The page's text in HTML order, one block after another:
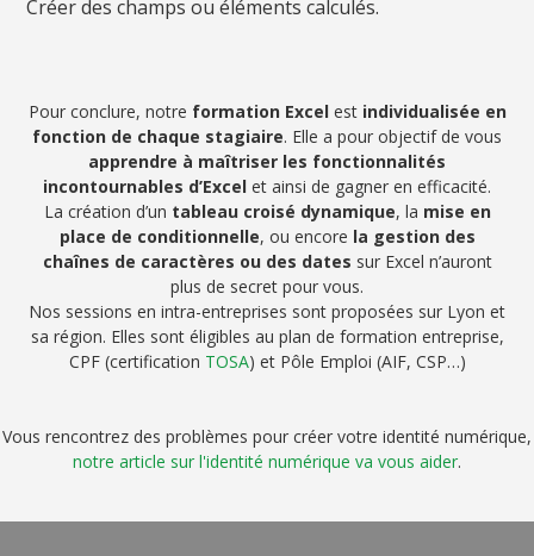
Créer des champs ou éléments calculés.
Pour conclure, notre formation Excelest individualisée en
fonction de chaque stagiaire. Elle a pour objectif de vous
apprendre à maîtriser les fonctionnalités
incontournables d’Excel et ainsi de gagner en efficacité.
La création d’un tableau croisé dynamique, la mise en
place de conditionnelle, ou encore la gestion des
chaînes de caractères ou des dates sur Excel n’auront
plus de secret pour vous.
Nos sessions en intra-entreprises sont proposées sur Lyon et
sa région. Elles sont éligibles au plan de formation entreprise,
CPF (certification TOSA) et Pôle Emploi (AIF, CSP…)
Vous rencontrez des problèmes pour créer votre identité numérique,
notre article sur l'identité numérique va vous aider.